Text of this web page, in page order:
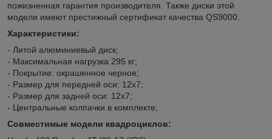
пожизненная гарантия производителя. Также диски этой
модели имеют престижный сертификат качества QS9000.
Характеристики:
- Литой алюминиевый диск;
- Максимальная нагрузка 295 кг;
- Покрытие: окрашенное черное;
- Размер для передней оси: 12х7;
- Размер для задней оси: 12х7;
- Центральные колпачки в комплекте;
Совместимые модели квадроциклов: